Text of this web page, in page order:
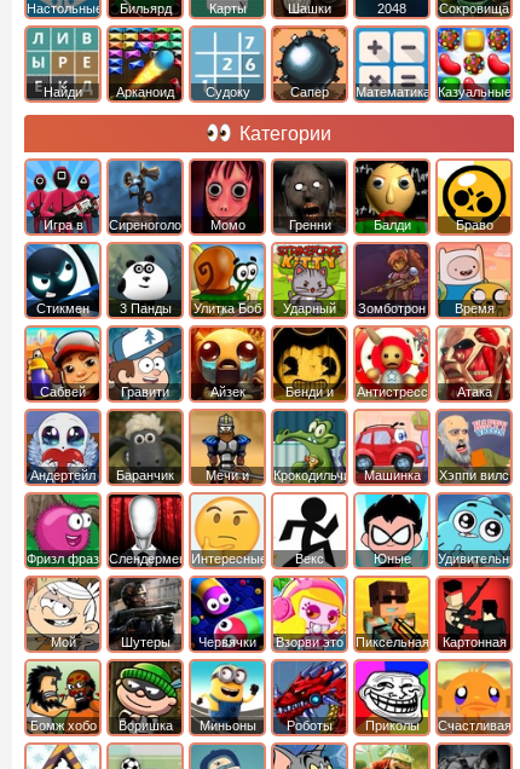
Настольные Бильярд Карты Шашки 2048
Cокровища
Монтесумы
Найди
Арканоид Судоку Сапер Математика Казуальные
Категории
Игра в
Кальмара
Сиреноголовый Момо Гренни Балди
Браво
Старс
Стикмен 3 Панды Улитка Боб
Ударный
отряд котят
Зомботрон
Время
Приключений
Сабвей
Серф
Гравити
Фолз
Айзек
Бенди и
Чернильная
машина
Антистресс
Атака
Титанов
Андертейл
Баранчик
Шон
Мечи и
Сандали
Крокодильчик
Свомпи
Машинка
Вилли
Хэппи вилс
Фризл фраз Слендермен Интересные Векс
Юные
титаны
вперед
Удивительный
мир
Гамбола
Мой
шумный
дом
Шутеры Червячки Взорви это
Пиксельная
война
Картонная
башка
Бомж хобо
Воришка
боб
Миньоны
Роботы
динозавры
Приколы
Счастливая
обезьянка